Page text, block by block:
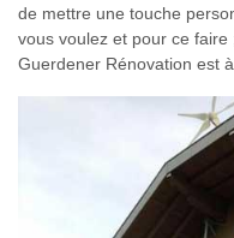
de mettre une touche
vous voulez et pour ce
Guerdener Rénovation est